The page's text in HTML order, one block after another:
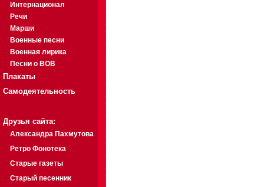
Интернационал
Речи
Марши
Военные песни
Военная лирика
Песни о ВОВ
Плакаты
Самодеятельность
Друзья сайта:
Александра Пахмутова
Ретро Фонотека
Старые газеты
Старый песенник